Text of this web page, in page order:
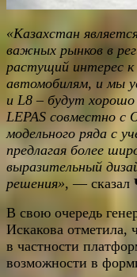
«Казахстан
важных рынков в
растущий интерес
автомобилям, и мы
и L8 – будут
LEPAS совместно
модельного ряда с
предлагая более
выразительный
решения», — сказал
В свою очередь
Искакова отметила,
в частности
возможности в